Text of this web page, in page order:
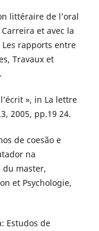
littéraire de l’oral
et avec la
rapports entre
Travaux et
», in La lettre
2005, pp.19 24.
de coesão e
na
du master,
et Psychologie,
Estudos de